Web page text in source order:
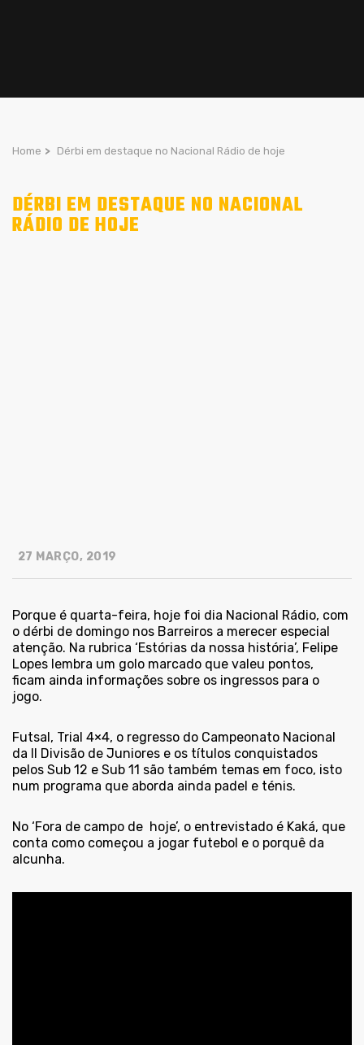
Home > Dérbi em destaque no Nacional Rádio de hoje
DÉRBI EM DESTAQUE NO NACIONAL
RÁDIO DE HOJE
27 MARÇO, 2019
Porque é quarta-feira, hoje foi dia Nacional Rádio, com
o dérbi de domingo nos Barreiros a merecer especial
atenção. Na rubrica ‘Estórias da nossa história’, Felipe
Lopes lembra um golo marcado que valeu pontos,
ficam ainda informações sobre os ingressos para o
jogo.
Futsal, Trial 4×4, o regresso do Campeonato Nacional
da II Divisão de Juniores e os títulos conquistados
pelos Sub 12 e Sub 11 são também temas em foco, isto
num programa que aborda ainda padel e ténis.
No ‘Fora de campo de hoje’, o entrevistado é Kaká, que
conta como começou a jogar futebol e o porquê da
alcunha.